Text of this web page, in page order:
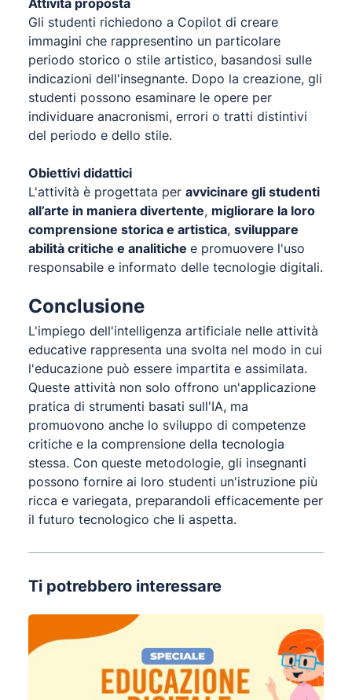
Attività proposta
Gli studenti richiedono a Copilot di creare
immagini che rappresentino un particolare
periodo storico o stile artistico, basandosi sulle
indicazioni dell'insegnante. Dopo la creazione, gli
studenti possono esaminare le opere per
individuare anacronismi, errori o tratti distintivi
del periodo e dello stile.
Obiettivi didattici
L'attività è progettata per avvicinare gli studenti
all’arte in maniera divertente, migliorare la loro
comprensione storica e artistica, sviluppare
abilità critiche e analitiche e promuovere l'uso
responsabile e informato delle tecnologie digitali.
Conclusione
L'impiego dell'intelligenza artificiale nelle attività
educative rappresenta una svolta nel modo in cui
l'educazione può essere impartita e assimilata.
Queste attività non solo offrono un'applicazione
pratica di strumenti basati sull'IA, ma
promuovono anche lo sviluppo di competenze
critiche e la comprensione della tecnologia
stessa. Con queste metodologie, gli insegnanti
possono fornire ai loro studenti un'istruzione più
ricca e variegata, preparandoli efficacemente per
il futuro tecnologico che li aspetta.
Ti potrebbero interessare